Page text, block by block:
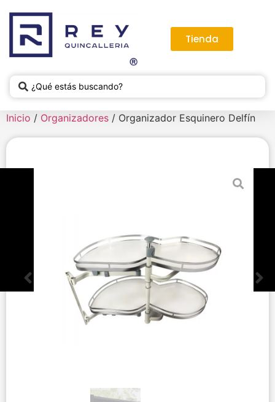
Tienda
Inicio / Organizadores / Organizador Esquinero Delfín